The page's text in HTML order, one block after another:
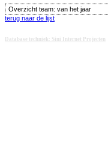
Overzicht team: van het jaar
terug naar de lijst
Database techniek: Sini Internet Projecten